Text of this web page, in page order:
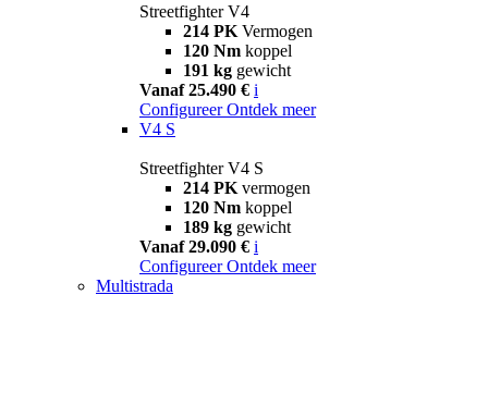
Streetfighter V4
214 PK Vermogen
120 Nm koppel
191 kg gewicht
Vanaf 25.490 € i
Configureer Ontdek meer
V4 S
Streetfighter V4 S
214 PK vermogen
120 Nm koppel
189 kg gewicht
Vanaf 29.090 € i
Configureer Ontdek meer
Multistrada